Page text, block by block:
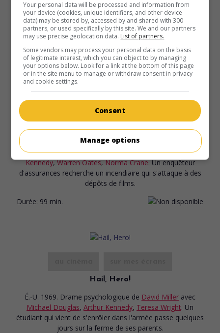
É.-U. 1969. Drame policierde Boris Sagal avec Arthur
Kennedy,Warren Oates,Norma Crane. Un enquêteur
d'assurances recherche un incendiaire qui s'attaque à des
dépôts de films.
Durée: 99 min.
Hail, Hero!
É.-U. 1969. Drame psychologique de David Miller avec
Michael Douglas, Arthur Kennedy, Teresa Wright. Un
étudiant qui vient de s'enrôler dans l'armée passe quelques
jours sur la ferme de ses parents.
Your personal data will be processed and information from
your device (cookies, unique identifiers, and other device
data) may be stored by, accessed by and shared with 300
partners, or used specifically by this site. We and our partners
may use precise geolocation data. List of partners.
Some vendors may process your personal data on the basis
of legitimate interest, which you can object to by managing
your options below. Look for a link at the bottom of this page
or in the site menu to manage or withdraw consent in privacy
and cookie settings.
Consent
Manage options